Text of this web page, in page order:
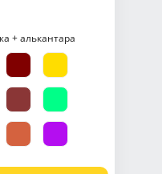
+ алькантара